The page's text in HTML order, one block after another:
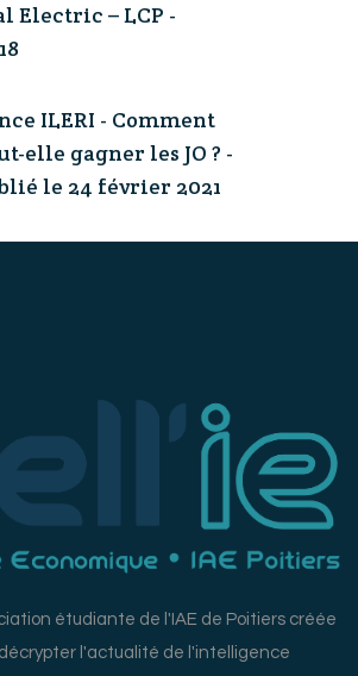
Electric – LCP -
ILERI - Comment
elle gagner les JO ? -
le 24 février 2021
étudiante de l'IAE de Poitiers créée
décrypter l'actualité de l'intelligence